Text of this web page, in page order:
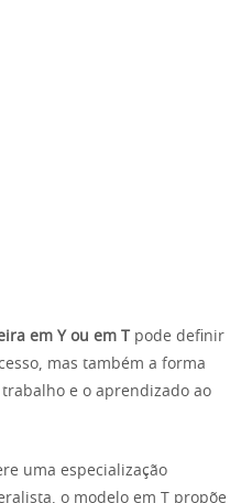
em Y ou em T
pode definir
mas também a forma
e o aprendizado ao
uma especialização
o modelo em T propõe